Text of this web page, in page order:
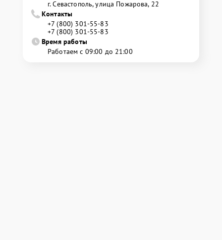
г. Севастополь, улица Пожарова, 22
Контакты
+7 (800) 301-55-83
+7 (800) 301-55-83
Время работы
Работаем с 09:00 до 21:00